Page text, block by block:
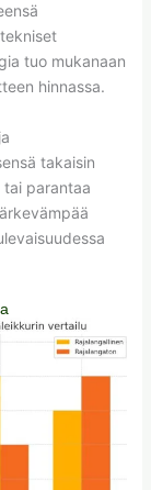
tuo mukanaan
hinnassa.
takaisin
parantaa